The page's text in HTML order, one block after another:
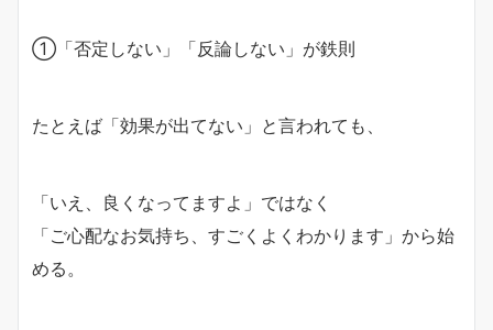
①「否定しない」「反論しない」が鉄則
たとえば「効果が出てない」と言われても、
「いえ、良くなってますよ」ではなく
「ご心配なお気持ち、すごくよくわかります」から始
める。